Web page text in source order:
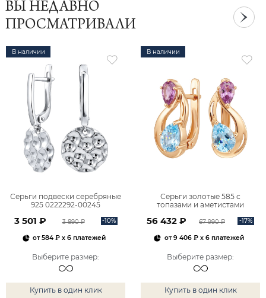
ВЫ НЕДАВНО
ПРОСМАТРИВАЛИ
В наличии
Серьги подвески серебряные
925 0222292-00245
3 501 ₽ 3 890 ₽ -10%
от584 ₽ x 6 платежей
Выберите размер:
Купить в один клик
В наличии
Серьги золотые 585 с
топазами и аметистами
56 432 ₽ 67 990 ₽ -17%
от9 406 ₽x 6 платежей
Выберите размер:
Купить в один клик